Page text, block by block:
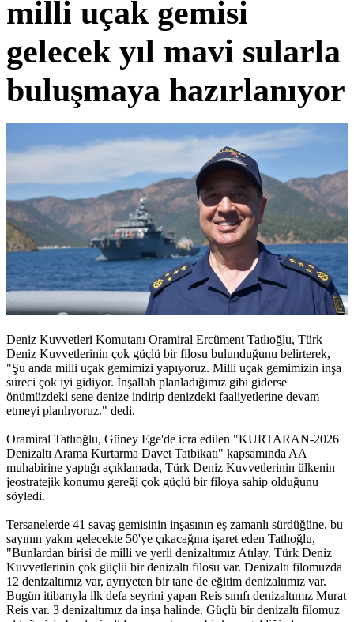
milli uçak gemisi
gelecek yıl mavi sularla
buluşmaya hazırlanıyor
Deniz Kuvvetleri Komutanı Oramiral Ercüment Tatlıoğlu, Türk
Deniz Kuvvetlerinin çok güçlü bir filosu bulunduğunu belirterek,
"Şu anda milli uçak gemimizi yapıyoruz. Milli uçak gemimizin inşa
süreci çok iyi gidiyor. İnşallah planladığımız gibi giderse
önümüzdeki sene denize indirip denizdeki faaliyetlerine devam
etmeyi planlıyoruz." dedi.
Oramiral Tatlıoğlu, Güney Ege'de icra edilen "KURTARAN-2026
Denizaltı Arama Kurtarma Davet Tatbikatı" kapsamında AA
muhabirine yaptığı açıklamada, Türk Deniz Kuvvetlerinin ülkenin
jeostratejik konumu gereği çok güçlü bir filoya sahip olduğunu
söyledi.
Tersanelerde 41 savaş gemisinin inşasının eş zamanlı sürdüğüne, bu
sayının yakın gelecekte 50'ye çıkacağına işaret eden Tatlıoğlu,
"Bunlardan birisi de milli ve yerli denizaltımız Atılay. Türk Deniz
Kuvvetlerinin çok güçlü bir denizaltı filosu var. Denizaltı filomuzda
12 denizaltımız var, ayrıyeten bir tane de eğitim denizaltımız var.
Bugün itibarıyla ilk defa seyrini yapan Reis sınıfı denizaltımız Murat
Reis var. 3 denizaltımız da inşa halinde. Güçlü bir denizaltı filomuz